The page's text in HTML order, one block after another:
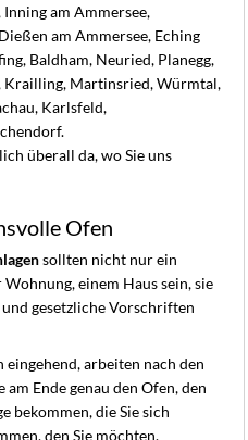
am Ammersee,
am Ammersee, Eching
Baldham, Neuried, Planegg,
Krailling, Martinsried, Würmtal,
Karlsfeld,
überall da, wo Sie uns
Ofen
sollten nicht nur ein
einem Haus sein, sie
gesetzliche Vorschriften
arbeiten nach den
Ende genau den Ofen, den
bekommen, die Sie sich
den Sie möchten.